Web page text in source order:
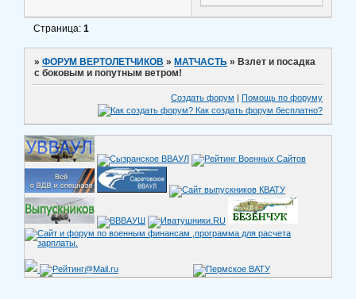
Страница:1
»ФОРУМ ВЕРТОЛЕТЧИКОВ »МАТЧАСТЬ »Взлет и посадка
с боковым и попутным ветром!
Создать форум | Помощь по форуму